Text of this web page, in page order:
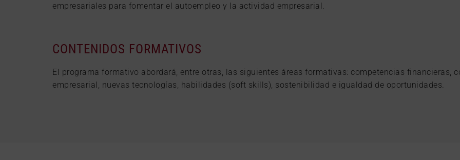
empresariales para fomentar el autoempleo y la actividad empresarial.
CONTENIDOS FORMATIVOS
El programa formativo abordará, entre otras, las siguientes áreas formativas: competencias financieras,
empresarial, nuevas tecnologías, habilidades (soft skills), sostenibilidad e igualdad de oportunidades.